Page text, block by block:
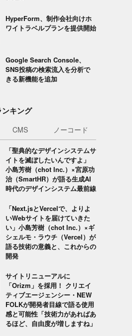
HyperForm、制作会社向けホ
ワイトラベルプランを提供開始
Google Search Console、
SNS投稿の検索流入を分析で
きる新機能を追加
キング
CMS ノーコード
「聖典的なデザインシステムサ
イトを滅ぼしたいんですよ」
小島芳樹（chot Inc.）×宮原功
治（SmartHR）が語る生成AI
時代のデザインシステム最前線
「Next.jsとVercelで、よりよ
いWebサイトを届けていきた
い」小島芳樹（chot Inc.）×ギ
シェルモ・ラウチ（Vercel）が
語る技術の意義と、これからの
開発
サイトリニューアルに
「Orizm」を採用！ クリエイ
ティブエージェンシー・NEW
FOLKが開発者目線で語る使用
感と可能性「技術力があればあ
るほど、自由度が増しますね」